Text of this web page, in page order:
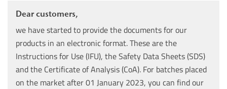
Dear customers,
we have started to provide the documents for our
products in an electronic format. These are the
Instructions for Use (IFU), the Safety Data Sheets (SDS)
and the Certificate of Analysis (CoA). For batches placed
on the market after 01 January 2023, you can find our